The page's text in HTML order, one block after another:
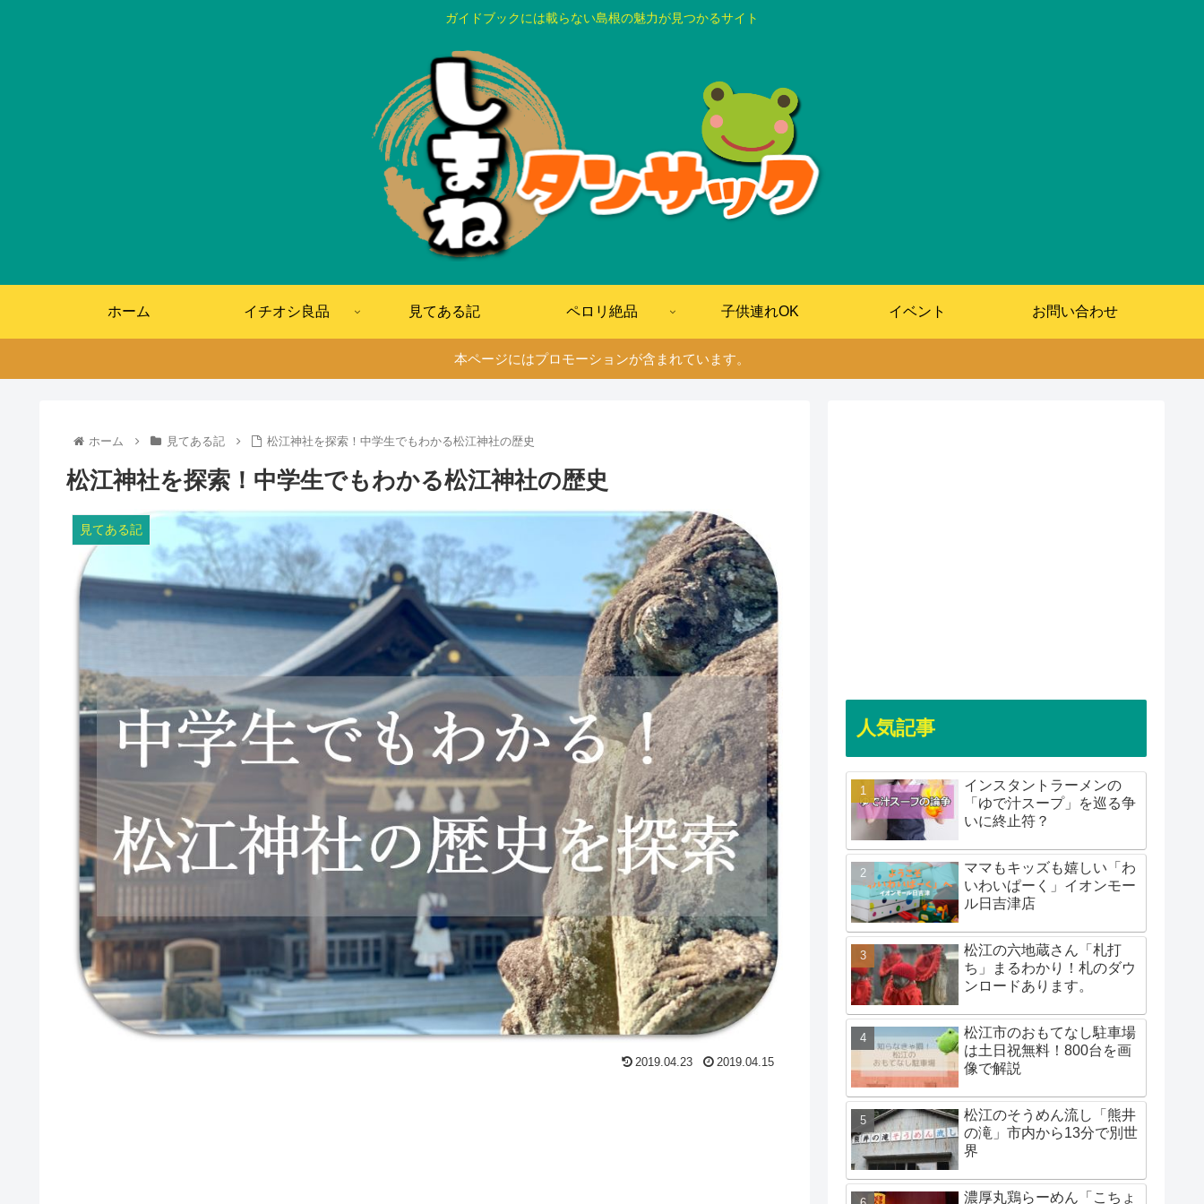
ガイドブックには載らない島根の魅力が見つかるサイト
ホーム イチオシ良品 見てある記 ペロリ絶品 子供連れOK イベント お問い合わせ
本ページにはプロモーションが含まれています。
ホーム 見てある記 松江神社を探索！中学生でもわかる松江神社の歴史
松江神社を探索！中学生でもわかる松江神社の歴史
見てある記
2019.04.23 2019.04.15
人気記事
インスタントラーメンの
「ゆで汁スープ」を巡る争
いに終止符？
ママもキッズも嬉しい「わ
いわいぱーく」イオンモー
ル日吉津店
松江の六地蔵さん「札打
ち」まるわかり！札のダウ
ンロードあります。
松江市のおもてなし駐車場
は土日祝無料！800台を画
像で解説
松江のそうめん流し「熊井
の滝」市内から13分で別世
界
濃厚丸鶏らーめん「こちょ